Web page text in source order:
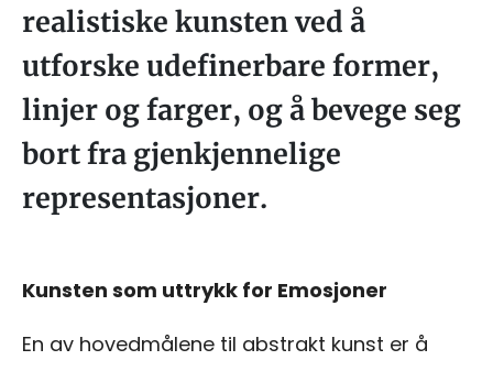
realistiske kunsten ved å
utforske udefinerbare former,
linjer og farger, og å bevege seg
bort fra gjenkjennelige
representasjoner.
Kunsten som uttrykk for Emosjoner
En av hovedmålene til abstrakt kunst er å